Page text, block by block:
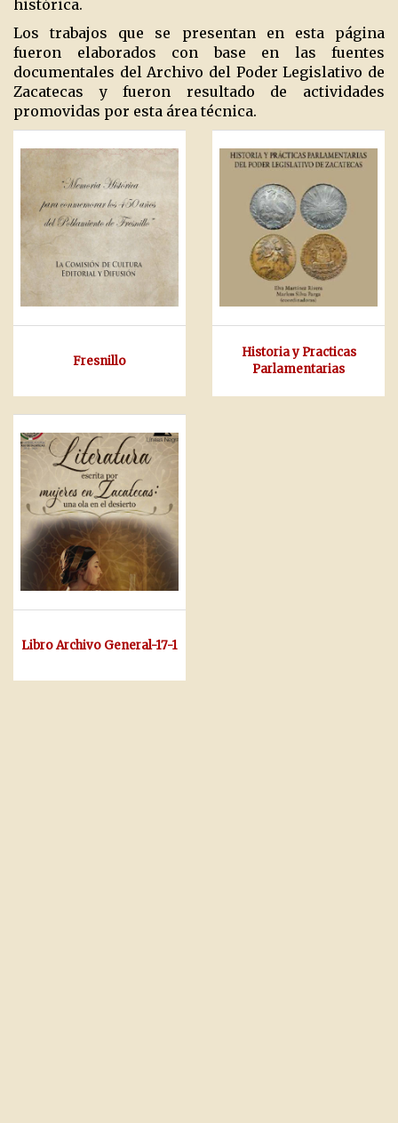
histórica.
Los trabajos que se presentan en esta página
fueron elaborados con base en las fuentes
documentales del Archivo del Poder Legislativo de
Zacatecas y fueron resultado de actividades
promovidas por esta área técnica.
Fresnillo
Historia y Practicas
Parlamentarias
Libro Archivo General-17-1